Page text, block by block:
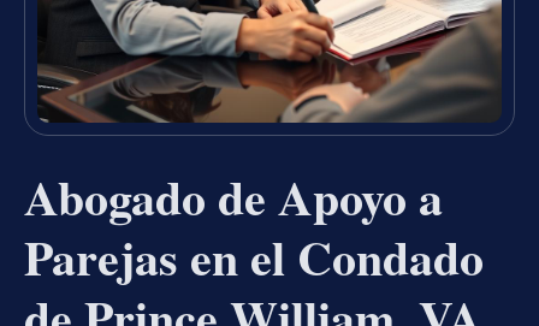
Abogado de Apoyo a
Parejas en el Condado